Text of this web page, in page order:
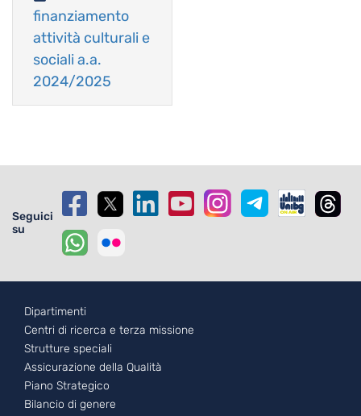
finanziamento
attività culturali e
sociali a.a.
2024/2025
Seguici
su
Footer - 1
Dipartimenti
Centri di ricerca e terza missione
Strutture speciali
Assicurazione della Qualità
Piano Strategico
Bilancio di genere